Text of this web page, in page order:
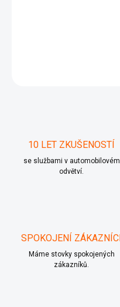
10 LET ZKUŠENOSTÍ
se službami v automobilovém
odvětví.
SPOKOJENÍ ZÁKAZNÍCI
Máme stovky spokojených
zákazníků.